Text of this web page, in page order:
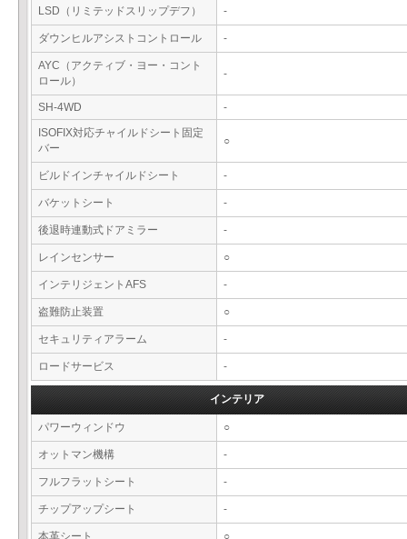
LSD（リミテッドスリップデフ） -
ダウンヒルアシストコントロール -
AYC（アクティブ・ヨー・コント
ロール）
-
SH-4WD
-
ISOFIX対応チャイルドシート固定
バー
○
ビルドインチャイルドシート -
バケットシート -
後退時連動式ドアミラー -
レインセンサー ○
インテリジェントAFS -
盗難防止装置 ○
セキュリティアラーム -
ロードサービス -
インテリア
パワーウィンドウ ○
オットマン機構 -
フルフラットシート -
チップアップシート -
本革シート ○